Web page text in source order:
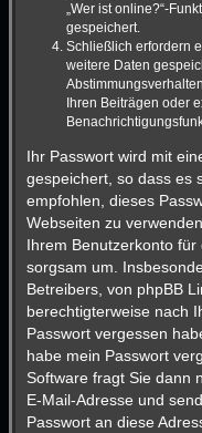
„Wer ist online?“-
gespeichert.
Schließlich erfordern
weitere Daten
Ihren Beiträgen oder
Ihr Passwort wird mit
gespeichert, so dass es
empfohlen, dieses
Webseiten zu
Ihrem Benutzerkonto
sorgsam um.
Betreibers, von phpBB
berechtigterweise nach
Passwort vergessen
habe mein Passwort
Software fragt Sie dann
E-Mail-Adresse und
Passwort an diese